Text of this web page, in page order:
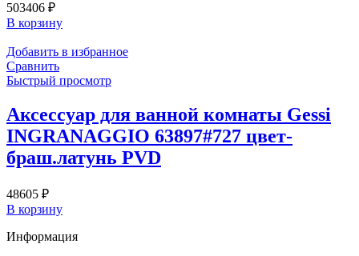
503406 ₽
В корзину
Добавить в избранное
Сравнить
Быстрый просмотр
Аксессуар для ванной комнаты Gessi
INGRANAGGIO 63897#727 цвет-
браш.латунь PVD
48605 ₽
В корзину
Информация